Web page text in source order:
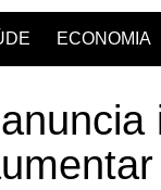
ECONOMIA